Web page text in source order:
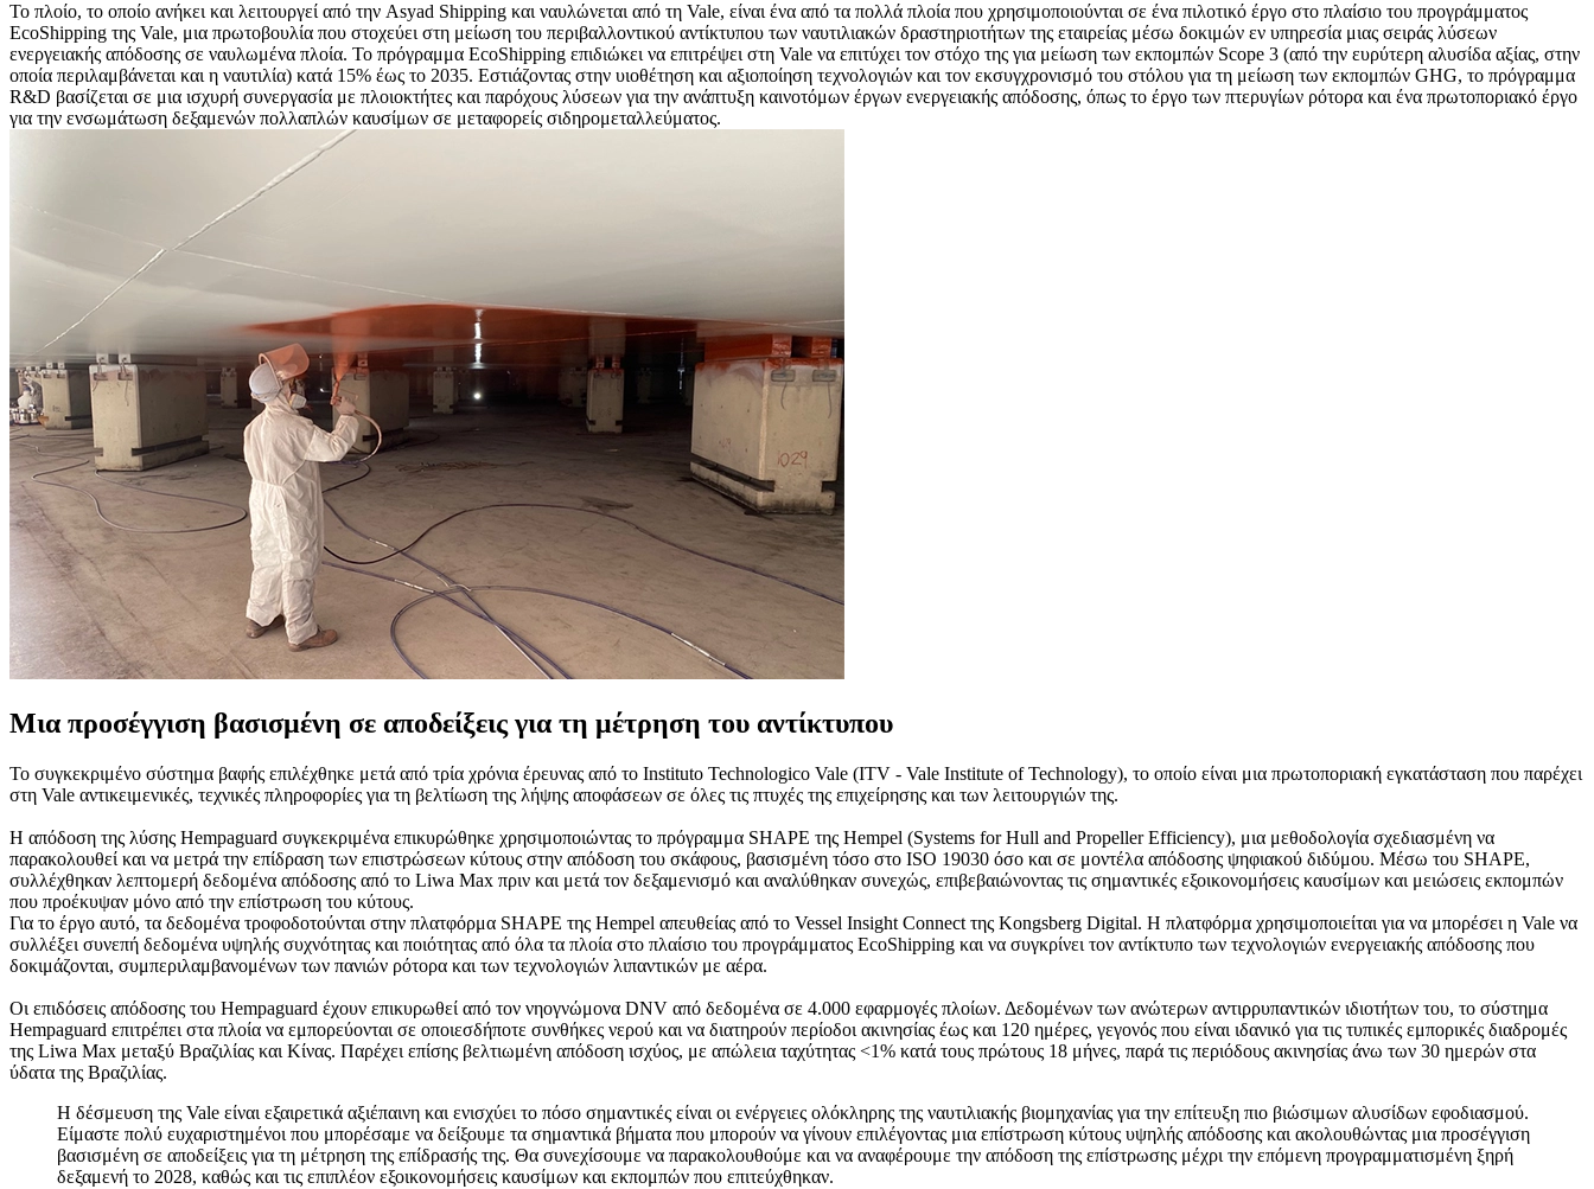
Το πλοίο, το οποίο ανήκει και λειτουργεί από την Asyad Shipping και ναυλώνεται από τη Vale, είναι ένα από τα πολλά πλοία που χρησιμοποιούνται σε ένα πιλοτικό έργο στο πλαίσιο του προγράμματος
EcoShipping της Vale, μια πρωτοβουλία που στοχεύει στη μείωση του περιβαλλοντικού αντίκτυπου των ναυτιλιακών δραστηριοτήτων της εταιρείας μέσω δοκιμών εν υπηρεσία μιας σειράς λύσεων
ενεργειακής απόδοσης σε ναυλωμένα πλοία. Το πρόγραμμα EcoShipping επιδιώκει να επιτρέψει στη Vale να επιτύχει τον στόχο της για μείωση των εκπομπών Scope 3 (από την ευρύτερη αλυσίδα αξίας, στην
οποία περιλαμβάνεται και η ναυτιλία) κατά 15% έως το 2035. Εστιάζοντας στην υιοθέτηση και αξιοποίηση τεχνολογιών και τον εκσυγχρονισμό του στόλου για τη μείωση των εκπομπών GHG, το πρόγραμμα
R&D βασίζεται σε μια ισχυρή συνεργασία με πλοιοκτήτες και παρόχους λύσεων για την ανάπτυξη καινοτόμων έργων ενεργειακής απόδοσης, όπως το έργο των πτερυγίων ρότορα και ένα πρωτοποριακό έργο
για την ενσωμάτωση δεξαμενών πολλαπλών καυσίμων σε μεταφορείς σιδηρομεταλλεύματος.
Μια προσέγγιση βασισμένη σε αποδείξεις για τη μέτρηση του αντίκτυπου
Το συγκεκριμένο σύστημα βαφής επιλέχθηκε μετά από τρία χρόνια έρευνας από το Instituto Technologico Vale (ITV - Vale Institute of Technology), το οποίο είναι μια πρωτοποριακή εγκατάσταση που παρέχει
στη Vale αντικειμενικές, τεχνικές πληροφορίες για τη βελτίωση της λήψης αποφάσεων σε όλες τις πτυχές της επιχείρησης και των λειτουργιών της.
Η απόδοση της λύσης Hempaguard συγκεκριμένα επικυρώθηκε χρησιμοποιώντας το πρόγραμμα SHAPE της Hempel (Systems for Hull and Propeller Efficiency), μια μεθοδολογία σχεδιασμένη να
παρακολουθεί και να μετρά την επίδραση των επιστρώσεων κύτους στην απόδοση του σκάφους, βασισμένη τόσο στο ISO 19030 όσο και σε μοντέλα απόδοσης ψηφιακού διδύμου. Μέσω του SHAPE,
συλλέχθηκαν λεπτομερή δεδομένα απόδοσης από το Liwa Max πριν και μετά τον δεξαμενισμό και αναλύθηκαν συνεχώς, επιβεβαιώνοντας τις σημαντικές εξοικονομήσεις καυσίμων και μειώσεις εκπομπών
που προέκυψαν μόνο από την επίστρωση του κύτους.
Για το έργο αυτό, τα δεδομένα τροφοδοτούνται στην πλατφόρμα SHAPE της Hempel απευθείας από το Vessel Insight Connect της Kongsberg Digital. Η πλατφόρμα χρησιμοποιείται για να μπορέσει η Vale να
συλλέξει συνεπή δεδομένα υψηλής συχνότητας και ποιότητας από όλα τα πλοία στο πλαίσιο του προγράμματος EcoShipping και να συγκρίνει τον αντίκτυπο των τεχνολογιών ενεργειακής απόδοσης που
δοκιμάζονται, συμπεριλαμβανομένων των πανιών ρότορα και των τεχνολογιών λιπαντικών με αέρα.
Οι επιδόσεις απόδοσης του Hempaguard έχουν επικυρωθεί από τον νηογνώμονα DNV από δεδομένα σε 4.000 εφαρμογές πλοίων. Δεδομένων των ανώτερων αντιρρυπαντικών ιδιοτήτων του, το σύστημα
Hempaguard επιτρέπει στα πλοία να εμπορεύονται σε οποιεσδήποτε συνθήκες νερού και να διατηρούν περίοδοι ακινησίας έως και 120 ημέρες, γεγονός που είναι ιδανικό για τις τυπικές εμπορικές διαδρομές
της Liwa Max μεταξύ Βραζιλίας και Κίνας. Παρέχει επίσης βελτιωμένη απόδοση ισχύος, με απώλεια ταχύτητας <1% κατά τους πρώτους 18 μήνες, παρά τις περιόδους ακινησίας άνω των 30 ημερών στα
ύδατα της Βραζιλίας.
Η δέσμευση της Vale είναι εξαιρετικά αξιέπαινη και ενισχύει το πόσο σημαντικές είναι οι ενέργειες ολόκληρης της ναυτιλιακής βιομηχανίας για την επίτευξη πιο βιώσιμων αλυσίδων εφοδιασμού.
Είμαστε πολύ ευχαριστημένοι που μπορέσαμε να δείξουμε τα σημαντικά βήματα που μπορούν να γίνουν επιλέγοντας μια επίστρωση κύτους υψηλής απόδοσης και ακολουθώντας μια προσέγγιση
βασισμένη σε αποδείξεις για τη μέτρηση της επίδρασής της. Θα συνεχίσουμε να παρακολουθούμε και να αναφέρουμε την απόδοση της επίστρωσης μέχρι την επόμενη προγραμματισμένη ξηρή
δεξαμενή το 2028, καθώς και τις επιπλέον εξοικονομήσεις καυσίμων και εκπομπών που επιτεύχθηκαν.